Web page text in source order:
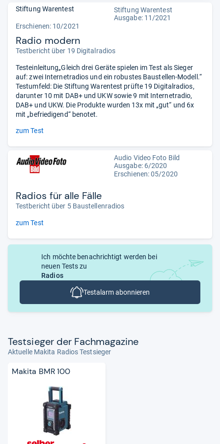
Stiftung Warentest
Stiftung Warentest
Ausgabe: 11/2021
Erschienen: 10/2021
Radio modern
Testbericht über 19 Digitalradios
Testeinleitung„Gleich drei Geräte spielen im Test als Sieger
auf: zwei Internetradios und ein robustes Baustellen-Modell.“
Testumfeld: Die Stiftung Warentest prüfte 19 Digitalradios,
darunter 10 mit DAB+ und UKW sowie 9 mit Internetradio,
DAB+ und UKW. Die Produkte wurden 13x mit „gut“ und 6x
mit „befriedigend“ benotet.
zum Test
Audio Video Foto Bild
Ausgabe: 6/2020
Erschienen: 05/2020
Radios für alle Fälle
Testbericht über 5 Baustellenradios
zum Test
Ich möchte benachrichtigt werden bei
neuen Tests zu
Radios
Testalarm abonnieren
Test­sie­ger der Fach­ma­ga­zine
Aktuelle Makita Radios Testsieger
Makita BMR 100